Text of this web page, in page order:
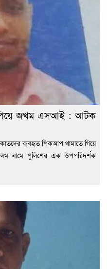
জখম এসআই : আটক
ব্যবহৃত পিকআপ থামাতে গিয়ে
নামে পুলিশের এক উপপরিদর্শক